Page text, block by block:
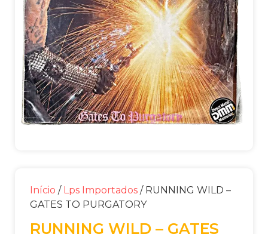
Início / Lps Importados / RUNNING WILD –
GATES TO PURGATORY
RUNNING WILD – GATES